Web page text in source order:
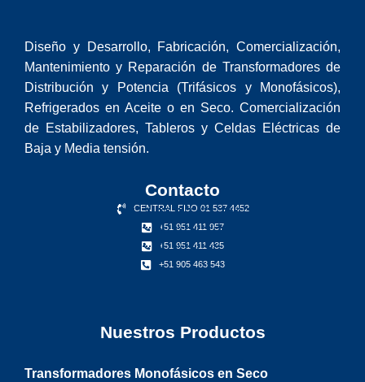
Diseño y Desarrollo, Fabricación, Comercialización,
Mantenimiento y Reparación de Transformadores de
Distribución y Potencia (Trifásicos y Monofásicos),
Refrigerados en Aceite o en Seco. Comercialización
de Estabilizadores, Tableros y Celdas Eléctricas de
Baja y Media tensión.
Contacto
CENTRAL FIJO 01 537 4452
+51 951 411 957
+51 951 411 435
+51 905 463 543
Nuestros Productos
Transformadores Monofásicos en Seco